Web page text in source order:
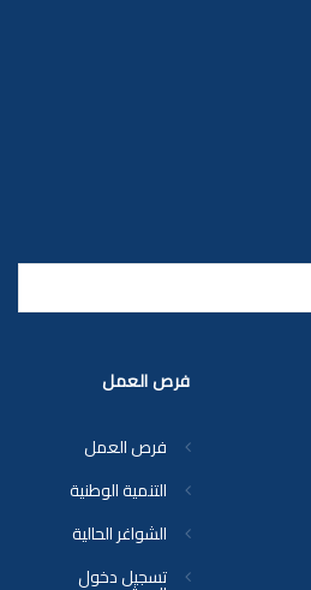
فرص العمل
فرص العمل
التنمية الوطنية
الشواغر الحالية
تسجيل دخول